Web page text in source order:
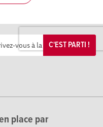
C'EST PARTI !
place par